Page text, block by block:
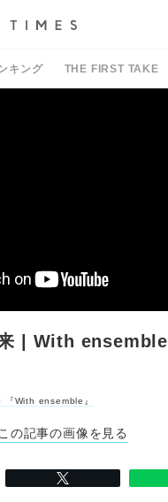
キング THE FIRST TAKE
| With ensemble
『With ensemble』
この記事の画像を見る